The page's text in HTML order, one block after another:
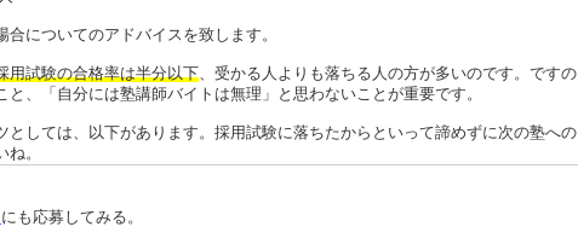
についてのアドバイスを致します。
用試験の合格率は半分以下 、受かる人よりも落ちる人の方が多いのです。ですの
と、「自分には塾講師バイトは無理」と思わないことが重要です。
としては、以下があります。採用試験に落ちたからといって諦めずに次の塾への
。
にも応募してみる。